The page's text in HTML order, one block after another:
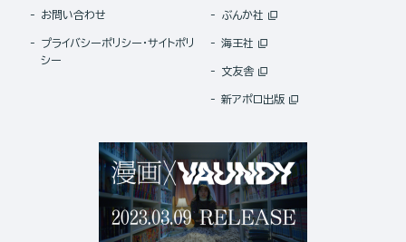
お問い合わせ
プライバシーポリシー・サイトポリ
シー
ぶんか社
海王社
文友舎
新アポロ出版